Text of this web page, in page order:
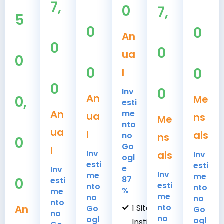
5
0
0,
0
0
An
7,
0
0
An
ua
l
Inv
esti
me
nto
no
0
0
An
ua
l
Inv
esti
me
nto
no
Go
ogl
0
An
ua
l
Inv
esti
me
nto
no
Go
ogl
e
87
%
1 Site
7,
0
0
Me
ns
ais
Inv
esti
me
nto
no
0
0
Me
ns
ais
Inv
esti
me
nto
no
Go
ogl